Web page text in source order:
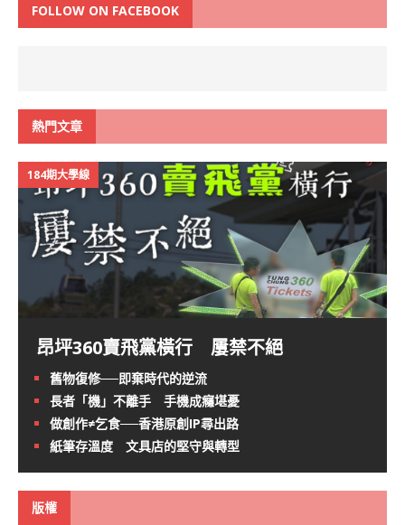
FOLLOW ON FACEBOOK
熱門文章
184期大學線
昂坪360賣飛黨橫行 屢禁不絕
舊物復修──即棄時代的逆流
長者「機」不離手 手機成癮堪憂
做創作≠乞食──香港原創IP尋出路
紙筆存溫度 文具店的堅守與轉型
版權